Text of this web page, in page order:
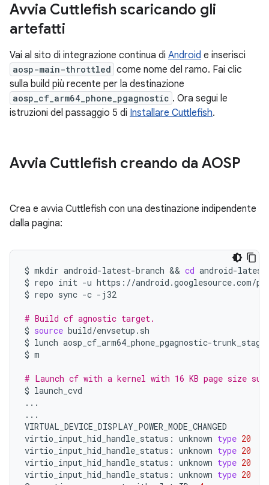
Avvia Cuttlefish scaricando gli
artefatti
Vai al sito di integrazione continua di Android e inserisci
aosp-main-throttled come nome del ramo. Fai clic
sulla build più recente per la destinazione
aosp_cf_arm64_phone_pgagnostic . Ora segui le
istruzioni del passaggio 5 di Installare Cuttlefish.
Avvia Cuttlefish creando da AOSP
Crea e avvia Cuttlefish con una destinazione indipendente
dalla pagina:
$ mkdir android-latest-branch && cd android-
$ repo init -u https://android.googlesource.com/
$ repo sync -c -j32
# Build cf agnostic target.
$ source build/envsetup.sh
$ lunch aosp_cf_arm64_phone_pgagnostic-
$ m
# Launch cf with a kernel with 16 KB page size
$ launch_cvd
...
...
VIRTUAL_DEVICE_DISPLAY_POWER_MODE_CHANGED
virtio_input_hid_handle_status: unknown type 20
virtio_input_hid_handle_status: unknown type 20
virtio_input_hid_handle_status: unknown type 20
virtio_input_hid_handle_status: unknown type 20